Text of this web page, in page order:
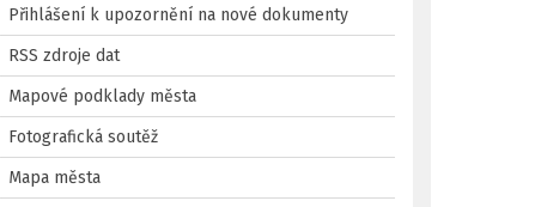
Přihlášení k upozornění na nové dokumenty
RSS zdroje dat
Mapové podklady města
Fotografická soutěž
Mapa města